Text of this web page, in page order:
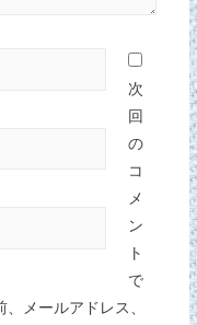
次
回
の
コ
メ
ン
ト
で
メールアドレス、